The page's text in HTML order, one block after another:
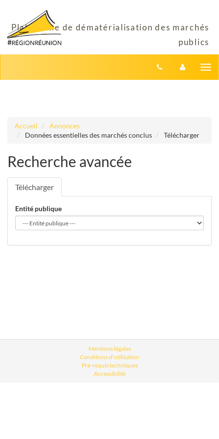
Accueil
Annonces
Données essentielles des marchés conclus
Télécharger
Recherche avancée
Télécharger
Entité publique
Mentions légales
Conditions d'utilisation
Pré-requis techniques
Accessibilité